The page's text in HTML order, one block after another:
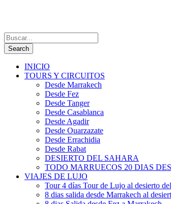
INICIO
TOURS Y CIRCUITOS
Desde Marrakech
Desde Fez
Desde Tanger
Desde Casablanca
Desde Agadir
Desde Ouarzazate
Desde Errachidia
Desde Rabat
DESIERTO DEL SAHARA
TODO MARRUECOS 20 DIAS
VIAJES DE LUJO
Tour 4 días Tour de Lujo al desierto
8 dias salida desde Marrakech al